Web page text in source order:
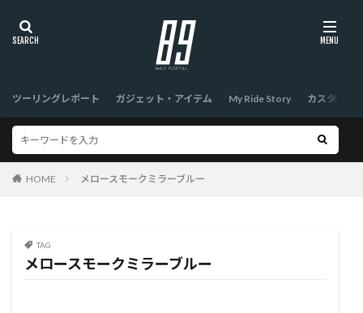
ツーリングレポート ガジェット・アイテム My Ride Story カスタム
HOME メロースモークミラーブルー
TAG
メロースモークミラーブルー